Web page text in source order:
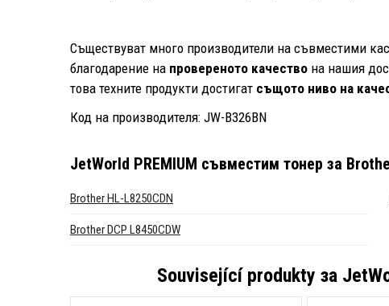
Съществуват много производители на съвместими
благодарение на провереното качество на нашия
това техните продукти достигат същото ниво на
Код на производителя: JW-B326BN
JetWorld PREMIUM съвместим тонер за
Brother HL-L8250CDN
Brother DCP L8450CDW
Související produkty за